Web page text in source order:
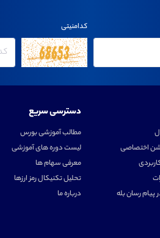
کدامنیتی
اختصاصی
پیام رسان بله
دسترسی سریع
مطالب آموزشی بورس
لیست دوره های آموزشی
معرفی سهام ها
تحلیل تکنیکال رمز ارزها
درباره ما